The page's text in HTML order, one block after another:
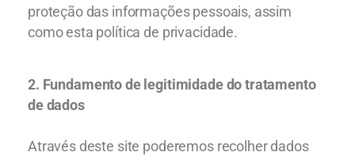
proteção das informações pessoais, assim
como esta política de privacidade.
2. Fundamento de legitimidade do tratamento
de dados
Através deste site poderemos recolher dados